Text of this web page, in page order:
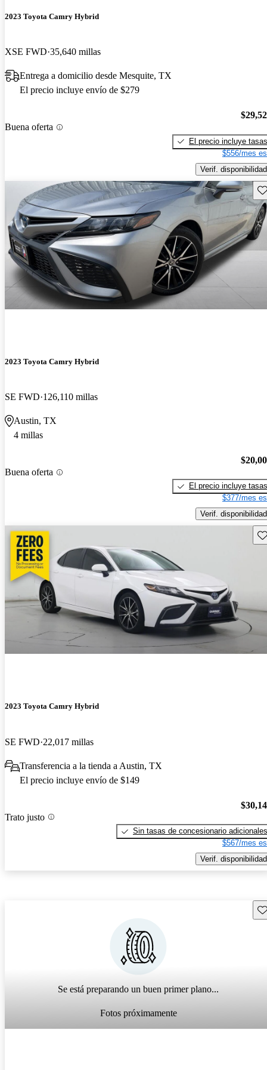
2023 Toyota Camry Hybrid
XSE FWD 35,640 millas
Entrega a domicilio desde Mesquite, TX
El precio incluye envío de $279
Buena oferta
El precio incluye tasas
$556/mes
Verif. disponibilidad
2023 Toyota Camry Hybrid
SE FWD 126,110 millas
Austin, TX
4 millas
Buena oferta
El precio incluye tasas
$377/mes
Verif. disponibilidad
2023 Toyota Camry Hybrid
SE FWD 22,017 millas
Transferencia a la tienda a Austin, TX
El precio incluye envío de $149
Trato justo
Sin tasas de concesionario adicionales
$567/mes
Verif. disponibilidad
Se está preparando un buen primer plano...
Fotos próximamente